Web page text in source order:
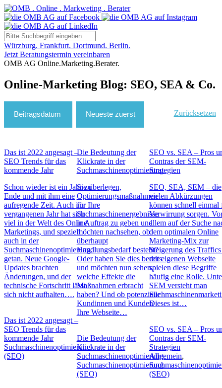
Würzburg. Frankfurt. Dortmund. Berlin.
Jetzt Beratungstermin vereinbaren
OMB AG Online.Marketing.Berater.
Online-Marketing Blog: SEO, SEA & Co.
Zurücksetzen
Das ist 2022 angesagt –
SEO Trends für das
kommende Jahr
Schon wieder ist ein Jahr zu
Ende und mit ihm eine
aufregende Zeit. Auch im
vergangenen Jahr hat sich
viel in der Welt des Online
Marketings, und speziell
auch in der
Suchmaschinenoptimierung,
getan. Neue Google-
Updates brachten
Änderungen, und der
technische Fortschritt lässt
sich nicht aufhalten….
Das ist 2022 angesagt –
SEO Trends für das
kommende Jahr
Suchmaschinenoptimierung
(SEO)
Die Bedeutung der
Klickrate in der
Suchmaschinenoptimierung
Sie überlegen,
Optimierungsmaßnahmen
für Ihre
Suchmaschinenergebnisse
in Auftrag zu geben und
möchten nachsehen, ob
überhaupt
Handlungsbedarf besteht?
Oder haben Sie dies bereits
und möchten nun sehen,
welche Effekte die
Maßnahmen erbracht
haben? Und ob potenzielle
Kundinnen und Kunden
Ihre Webseite…
Die Bedeutung der
Klickrate in der
Suchmaschinenoptimierung
Suchmaschinenoptimierung
(SEO)
SEO vs. SEA – Pros
Contras der SEM-
Strategien
SEO, SEA, SEM – die
vielen Abkürzungen
können schnell einmal
Verwirrung sorgen.
allem auf der Suche
dem optimalen Online
Marketing-Mix zur
Steigerung des
der eigenen Webseite
spielen diese Begriffe
häufig eine Rolle.
SEM versteht man
Dieses ist…
SEO vs. SEA – Pros
Contras der SEM-
Strategien
Allgemein,
(SEO)